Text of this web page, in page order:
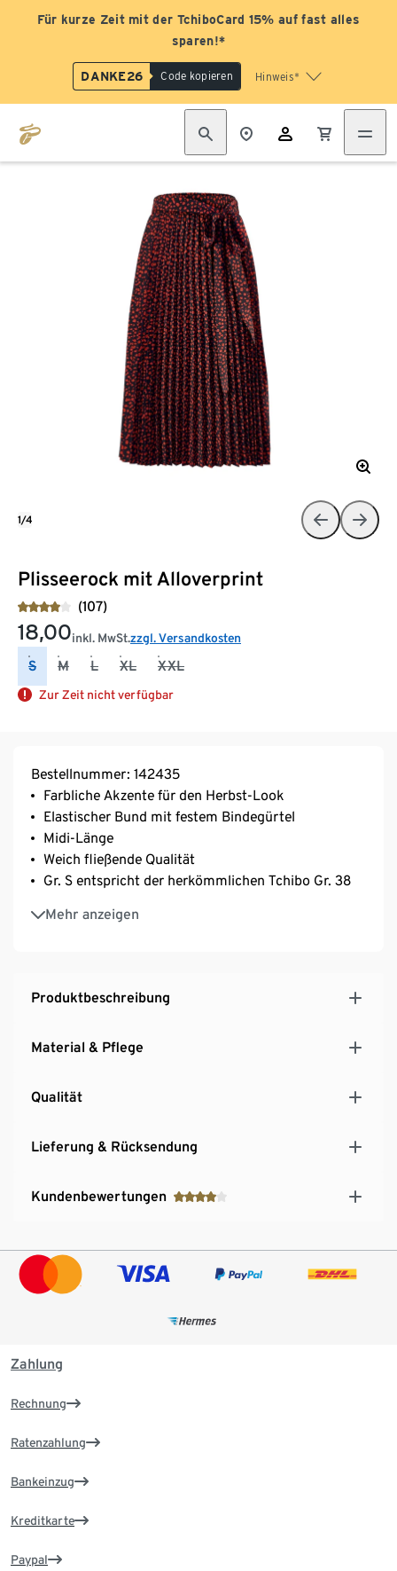
Für kurze Zeit mit der TchiboCard 15% auf fast alles
sparen!*
DANKE26 Code kopieren Hinweis*
Plisseerock mit Alloverprint
(107)
18,00inkl. MwSt.zzgl. Versandkosten
S M L XL XXL
Zur Zeit nicht verfügbar
1/4
Bestellnummer: 142435
Farbliche Akzente für den Herbst-Look
Elastischer Bund mit festem Bindegürtel
Midi-Länge
Weich fließende Qualität
Gr. S entspricht der herkömmlichen Tchibo Gr. 38
Mehr anzeigen
Unser Model (1,78 m) trägt Größe S
Produktbeschreibung
Material & Pflege
Qualität
Lieferung & Rücksendung
Kundenbewertungen
Zahlung
Rechnung
Ratenzahlung
Bankeinzug
Kreditkarte
Paypal